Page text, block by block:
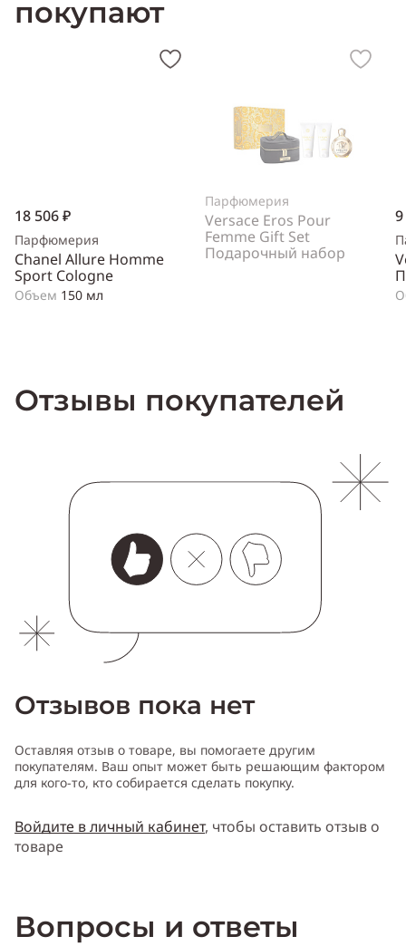
покупают
18 506 ₽
Парфюмерия
Chanel Allure Homme
Sport Cologne
Объем 150 мл
Парфюмерия
Versace Eros Pour
Femme Gift Set
Подарочный набор
Отзывы покупателей
Отзывов пока нет
Оставляя отзыв о товаре, вы помогаете другим
покупателям. Ваш опыт может быть решающим фактором
для кого-то, кто собирается сделать покупку.
Войдите в личный кабинет, чтобы оставить отзыв о
товаре
Вопросы и ответы